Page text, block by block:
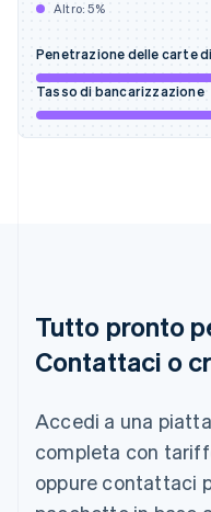
Altro:5%
Penetrazione delle carte
Tasso di bancarizzazione
Tutto pronto
Contattaci o
Accedi a una
completa con
oppure contattaci
Gibilterra
Grecia
English
India
English
Irlanda
Lituania
English
Lussemburgo
Malaysia
简体中文
Malta
English
Messico